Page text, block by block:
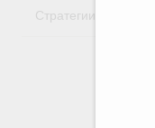
Стратегии